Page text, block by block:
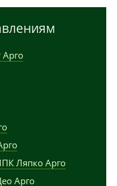
Ляпко Арго
Арго